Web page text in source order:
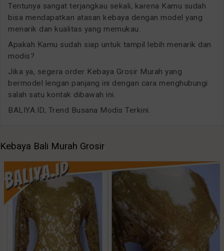
Tentunya sangat terjangkau sekali, karena Kamu sudah
bisa mendapatkan atasan kebaya dengan model yang
menarik dan kualitas yang memukau.
Apakah Kamu sudah siap untuk tampil lebih menarik dan
modis?
Jika ya, segera order Kebaya Grosir Murah yang
bermodel lengan panjang ini dengan cara menghubungi
salah satu kontak dibawah ini.
BALIYA.ID, Trend Busana Modis Terkini.
Kebaya Bali Murah Grosir